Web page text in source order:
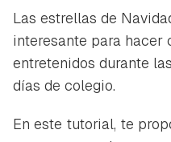
Las estrellas de
interesante para hacer
entretenidos durante
días de colegio.
En este tutorial, te